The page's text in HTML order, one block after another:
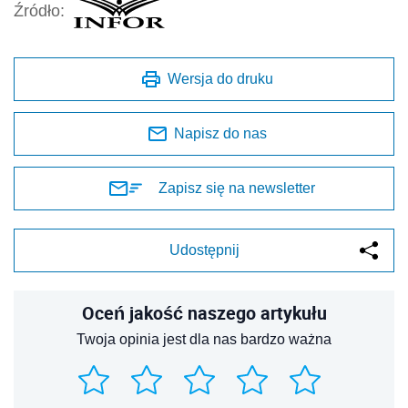
Źródło:
Wersja do druku
Napisz do nas
Zapisz się na newsletter
Udostępnij
Oceń jakość naszego artykułu
Twoja opinia jest dla nas bardzo ważna